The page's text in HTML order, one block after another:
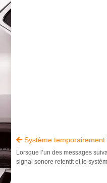
Système temporairement
Lorsque l’un des messages
signal sonore retentit et le